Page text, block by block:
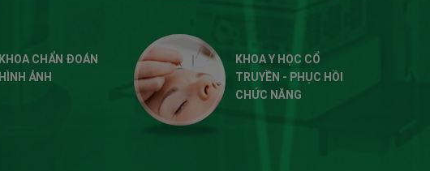
KHOA CHẨN ĐOÁN
HÌNH ẢNH
KHOA Y HỌC CỔ
TRUYỀN - PHỤC HỒI
CHỨC NĂNG